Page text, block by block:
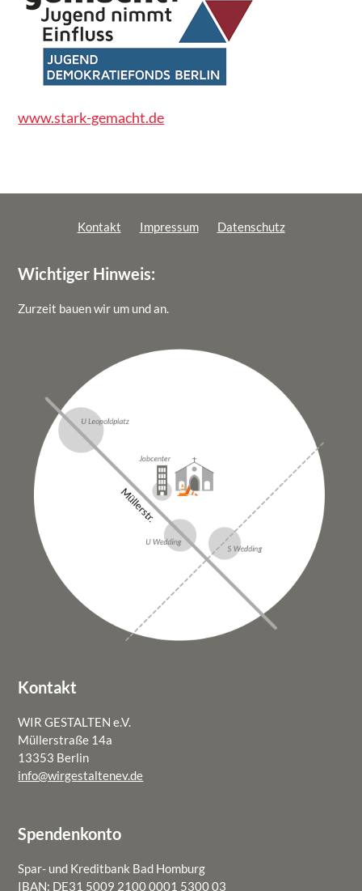
www.stark-gemacht.de
Kontakt Impressum Datenschutz
Wichtiger Hinweis:
Zurzeit bauen wir um und an.
Kontakt
WIR GESTALTEN e.V.
Müllerstraße 14a
13353 Berlin
info@wirgestaltenev.de
Spendenkonto
Spar- und Kreditbank Bad Homburg
IBAN: DE31 5009 2100 0001 5300 03